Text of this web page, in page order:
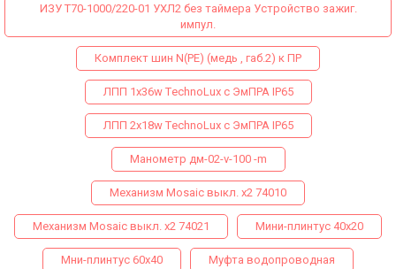
ИЗУ Т70-1000/220-01 УХЛ2 без таймера Устройство зажиг.
импул.
Комплект шин N(PE) (медь , габ.2) к ПР
ЛПП 1х36w ТechnoLux с ЭмПРА IP65
ЛПП 2х18w ТechnoLux с ЭмПРА IP65
Манометр дм-02-v-100 -m
Механизм Mosaic выкл. х2 74010
Механизм Mosaic выкл. х2 74021 Мини-плинтус 40х20
Мни-плинтус 60х40 Муфта водопроводная